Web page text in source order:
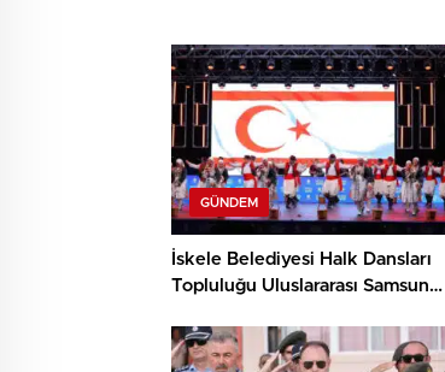
GÜNDEM
İskele Belediyesi Halk Dansları
Topluluğu Uluslararası Samsun
KKTC’yi Gururla Temsil Ediyor